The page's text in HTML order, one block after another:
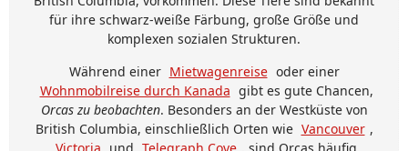
für ihre schwarz-weiße Färbung, große Größe und
komplexen sozialen Strukturen.
Während einer Mietwagenreise oder einer
Wohnmobilreise durch Kanada gibt es gute Chancen,
Orcas zu beobachten. Besonders an der Westküste von
British Columbia, einschließlich Orten wie Vancouver ,